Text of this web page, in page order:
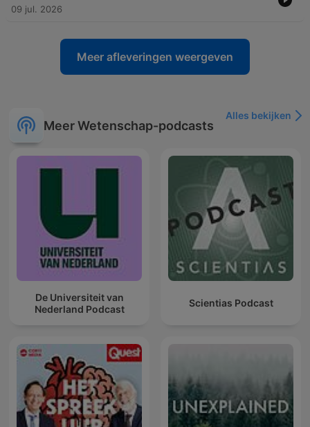
09 jul. 2026
Meer afleveringen weergeven
Meer Wetenschap-podcasts
Alles bekijken
De Universiteit van
Nederland Podcast
Scientias Podcast